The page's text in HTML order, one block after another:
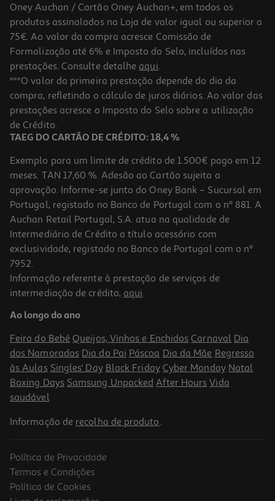
-10%
4.7
Nectar Compal Família Manga Maracujá Limão 1l
1.16 €/Lt
Price reduced from
1,29 €to
1,16 €
Promoção
-16%
Nectar Compal Classico Banana 1l
1.08 €/Lt
1,08 €
Promoção
Oney Auchan / Cartão Oney Auchan+, em todos os
produtos assinalados na Loja de valor igual ou superior a
75€. Ao valor da compra acresce Comissão de
Formalização até 6% e Imposto do Selo, incluídos nas
prestações. Consulte detalhe aqui.
***O valor da primeira prestação depende do dia da
compra, refletindo o cálculo de juros diários. Ao valor das
prestações acresce o Imposto do Selo sobre a utilização
de Crédito.
TAEG DO CARTÃO DE CRÉDITO: 18,4 %
Exemplo para um limite de crédito de 1.500€ pago em 12
meses. TAN 17,60 %. Adesão ao Cartão sujeita a
aprovação. Informe-se junto do Oney Bank – Sucursal em
Portugal, registado no Banco de Portugal com o nº 881. A
Auchan Retail Portugal, S.A. atua na qualidade de
Intermediário de Crédito a título acessório com
exclusividade, registado no Banco de Portugal com o nº
7952.
Informação referente à prestação de serviços de
intermediação de crédito, aqui.
Ao longo do ano
Feira do Bebé Queijos, Vinhos e Enchidos Carnaval Dia
dos Namorados Dia do Pai Páscoa Dia da Mãe Regresso
às Aulas Singles' Day Black Friday Cyber Monday Natal
Boxing Days Samsung Unpacked After Hours Vida
saudável
Informação de recolha de produto.
Política de Privacidade
Termos e Condições
Política de Cookies